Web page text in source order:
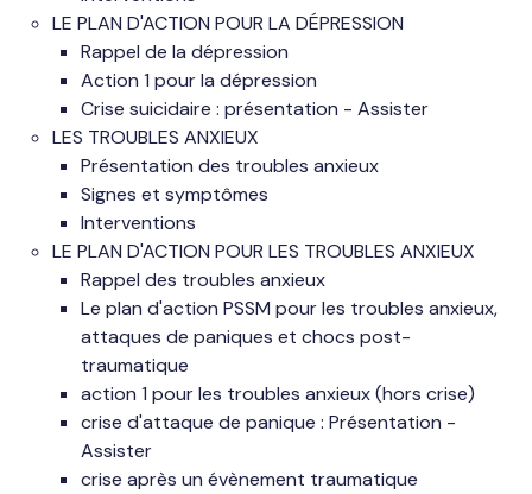
LE PLAN D'ACTION POUR LA DÉPRESSION
Rappel de la dépression
Action 1 pour la dépression
Crise suicidaire : présentation - Assister
LES TROUBLES ANXIEUX
Présentation des troubles anxieux
Signes et symptômes
Interventions
LE PLAN D'ACTION POUR LES TROUBLES ANXIEUX
Rappel des troubles anxieux
Le plan d'action PSSM pour les troubles anxieux,
attaques de paniques et chocs post-
traumatique
action 1 pour les troubles anxieux (hors crise)
crise d'attaque de panique : Présentation -
Assister
crise après un évènement traumatique